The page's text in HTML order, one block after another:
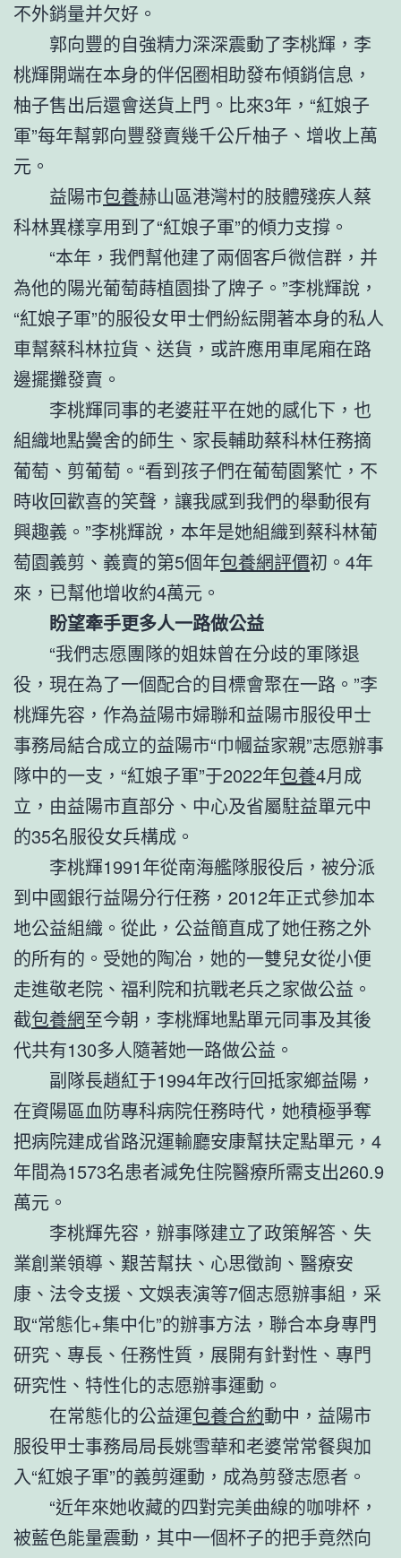
不外銷量并欠好。
郭向豐的自強精力深深震動了李桃輝，李
桃輝開端在本身的伴侶圈相助發布傾銷信息，
柚子售出后還會送貨上門。比來3年，“紅娘子
軍”每年幫郭向豐發賣幾千公斤柚子、增收上萬
元。
益陽市包養赫山區港灣村的肢體殘疾人蔡
科林異樣享用到了“紅娘子軍”的傾力支撐。
“本年，我們幫他建了兩個客戶微信群，并
為他的陽光葡萄蒔植園掛了牌子。”李桃輝說，
“紅娘子軍”的服役女甲士們紛紜開著本身的私人
車幫蔡科林拉貨、送貨，或許應用車尾廂在路
邊擺攤發賣。
李桃輝同事的老婆莊平在她的感化下，也
組織地點黌舍的師生、家長輔助蔡科林任務摘
葡萄、剪葡萄。“看到孩子們在葡萄園繁忙，不
時收回歡喜的笑聲，讓我感到我們的舉動很有
興趣義。”李桃輝說，本年是她組織到蔡科林葡
萄園義剪、義賣的第5個年包養網評價初。4年
來，已幫他增收約4萬元。
盼望牽手更多人一路做公益
“我們志愿團隊的姐妹曾在分歧的軍隊退
役，現在為了一個配合的目標會聚在一路。”李
桃輝先容，作為益陽市婦聯和益陽市服役甲士
事務局結合成立的益陽市“巾幗益家親”志愿辦事
隊中的一支，“紅娘子軍”于2022年包養4月成
立，由益陽市直部分、中心及省屬駐益單元中
的35名服役女兵構成。
李桃輝1991年從南海艦隊服役后，被分派
到中國銀行益陽分行任務，2012年正式參加本
地公益組織。從此，公益簡直成了她任務之外
的所有的。受她的陶冶，她的一雙兒女從小便
走進敬老院、福利院和抗戰老兵之家做公益。
截包養網至今朝，李桃輝地點單元同事及其後
代共有130多人隨著她一路做公益。
副隊長趙紅于1994年改行回抵家鄉益陽，
在資陽區血防專科病院任務時代，她積極爭奪
把病院建成省路況運輸廳安康幫扶定點單元，4
年間為1573名患者減免住院醫療所需支出260.9
萬元。
李桃輝先容，辦事隊建立了政策解答、失
業創業領導、艱苦幫扶、心思徵詢、醫療安
康、法令支援、文娛表演等7個志愿辦事組，采
取“常態化+集中化”的辦事方法，聯合本身專門
研究、專長、任務性質，展開有針對性、專門
研究性、特性化的志愿辦事運動。
在常態化的公益運包養合約動中，益陽市
服役甲士事務局局長姚雪華和老婆常常餐與加
入“紅娘子軍”的義剪運動，成為剪發志愿者。
“近年來她收藏的四對完美曲線的咖啡杯，
被藍色能量震動，其中一個杯子的把手竟然向